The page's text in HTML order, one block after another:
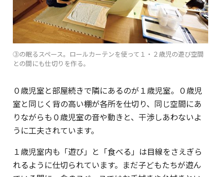
③の眠るスペース。ロールカーテンを使って１・２歳児の遊び空間
との間にも仕切りを作る。
０歳児室と部屋続きで隣にあるのが１歳児室。０歳児
室と同じく背の高い棚が各所を仕切り、同じ空間にあ
りながらも０歳児室の音や動きと、干渉しあわないよ
うに工夫されています。
１歳児室内も「遊び」と「食べる」は目線をさえぎら
れるように仕切られています。まだ子どもたちが遊ん